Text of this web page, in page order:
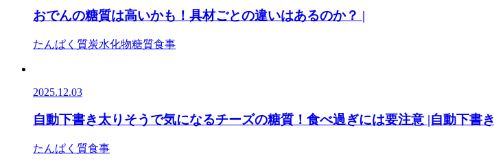
おでんの糖質は高いかも！具材ごとの違いはあるのか？ |
たんぱく質炭水化物糖質食事
2025.12.03
自動下書き太りそうで気になるチーズの糖質！食べ過ぎには要注意 |自動下書き
たんぱく質食事